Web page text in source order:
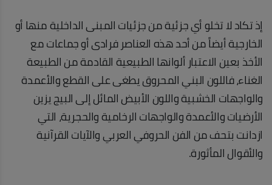
إذ تكاد لا تخلو أي جزئية من جزئيات المبنى الداخلية منها أو
الخارجية أيضاً من أحد هذه العناصر فرادى أو جماعات مع
الأخذ بعين الاعتبار ألوانها الطبيعية القادمة من الطبيعة
الغناء، فاللون البني المحروق يطغى على القطع والأعمدة
والواجهات الخشبية واللون الأبيض المائل إلى البيج يزين
الأرضيات والأعمدة والواجهات الرخامية والحجرية، التي
ازدانت بتحف من الفن الحروفي العربي والآيات القرآنية
والأقوال المأثورة.